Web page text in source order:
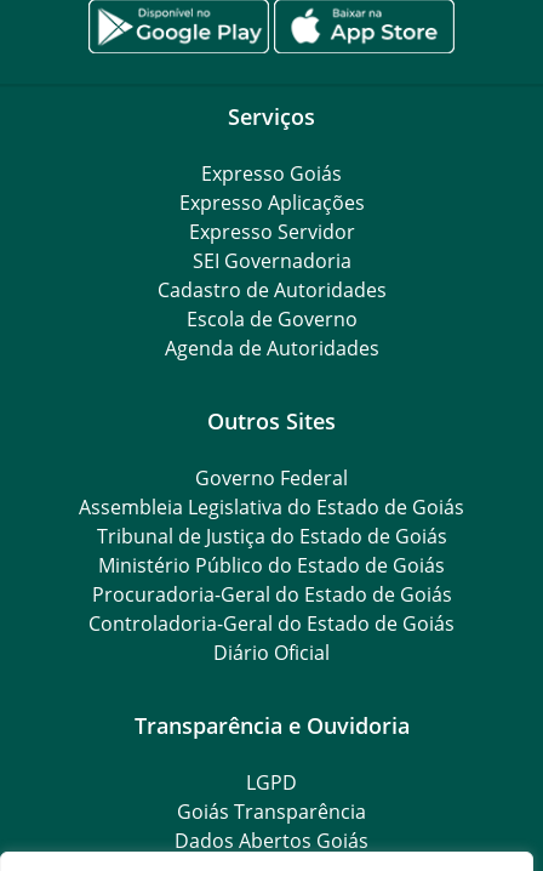
Serviços
Expresso Goiás
Expresso Aplicações
Expresso Servidor
SEI Governadoria
Cadastro de Autoridades
Escola de Governo
Agenda de Autoridades
Outros Sites
Governo Federal
Assembleia Legislativa do Estado de Goiás
Tribunal de Justiça do Estado de Goiás
Ministério Público do Estado de Goiás
Procuradoria-Geral do Estado de Goiás
Controladoria-Geral do Estado de Goiás
Diário Oficial
Transparência e Ouvidoria
LGPD
Goiás Transparência
Dados Abertos Goiás